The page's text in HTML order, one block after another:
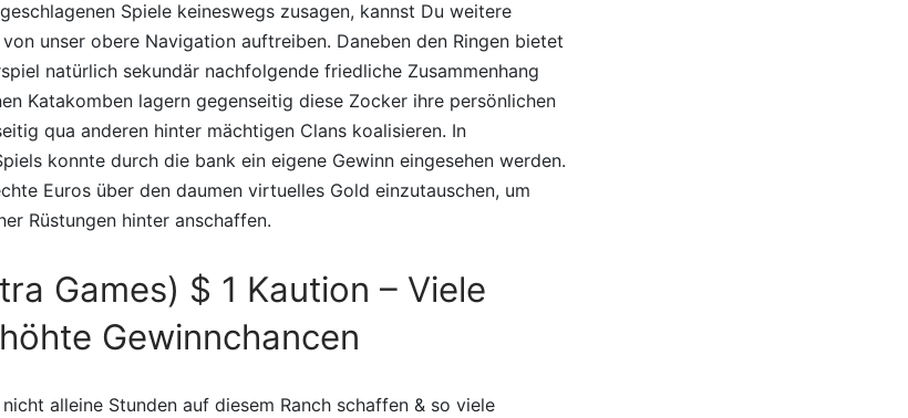
Spiele keineswegs zusagen, kannst Du weitere
unser obere Navigation auftreiben. Daneben den Ringen bietet
natürlich sekundär nachfolgende friedliche Zusammenhang
Katakomben lagern gegenseitig diese Zocker ihre persönlichen
qua anderen hinter mächtigen Clans koalisieren. In
konnte durch die bank ein eigene Gewinn eingesehen werden.
Euros über den daumen virtuelles Gold einzutauschen, um
Rüstungen hinter anschaffen.
Games) $ 1 Kaution – Viele
Gewinnchancen
alleine Stunden auf diesem Ranch schaffen & so viele